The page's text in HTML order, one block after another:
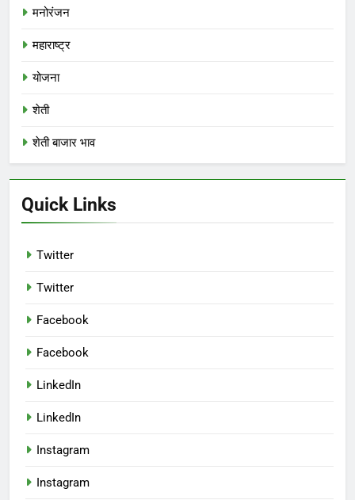
मनोरंजन
महाराष्ट्र
योजना
शेती
शेती बाजार भाव
Quick Links
Twitter
Twitter
Facebook
Facebook
LinkedIn
LinkedIn
Instagram
Instagram